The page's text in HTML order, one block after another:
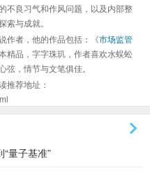
不良习气和作风问题，以及内部整
与成就。
作者，他的作品包括：《市场监管
精品，字字珠玑，作者喜欢水蜈蚣
，情节与文笔俱佳。
推荐地址：
量子基准”